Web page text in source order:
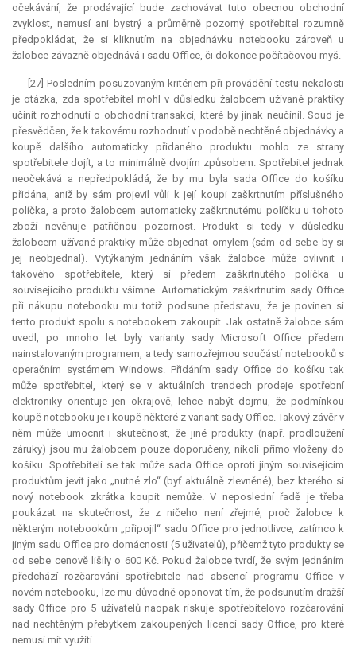
očekávání, že prodávající bude zachovávat tuto obecnou obchodní
zvyklost, nemusí ani bystrý a průměrně pozorný spotřebitel rozumně
předpokládat, že si kliknutím na objednávku notebooku zároveň u
žalobce závazně objednává i sadu Office, či dokonce počítačovou myš.
[27] Posledním posuzovaným kritériem při provádění testu nekalosti
je otázka, zda spotřebitel mohl v důsledku žalobcem užívané praktiky
učinit rozhodnutí o obchodní transakci, které by jinak neučinil. Soud je
přesvědčen, že k takovému rozhodnutí v podobě nechtěné objednávky a
koupě dalšího automaticky přidaného produktu mohlo ze strany
spotřebitele dojít, a to minimálně dvojím způsobem. Spotřebitel jednak
neočekává a nepředpokládá, že by mu byla sada Office do košíku
přidána, aniž by sám projevil vůli k její koupi zaškrtnutím příslušného
políčka, a proto žalobcem automaticky zaškrtnutému políčku u tohoto
zboží nevěnuje patřičnou pozornost. Produkt si tedy v důsledku
žalobcem užívané praktiky může objednat omylem (sám od sebe by si
jej neobjednal). Vytýkaným jednáním však žalobce může ovlivnit i
takového spotřebitele, který si předem zaškrtnutého políčka u
souvisejícího produktu všimne. Automatickým zaškrtnutím sady Office
při nákupu notebooku mu totiž podsune představu, že je povinen si
tento produkt spolu s notebookem zakoupit. Jak ostatně žalobce sám
uvedl, po mnoho let byly varianty sady Microsoft Office předem
nainstalovaným programem, a tedy samozřejmou součástí notebooků s
operačním systémem Windows. Přidáním sady Office do košíku tak
může spotřebitel, který se v aktuálních trendech prodeje spotřební
elektroniky orientuje jen okrajově, lehce nabýt dojmu, že podmínkou
koupě notebooku je i koupě některé z variant sady Office. Takový závěr v
něm může umocnit i skutečnost, že jiné produkty (např. prodloužení
záruky) jsou mu žalobcem pouze doporučeny, nikoli přímo vloženy do
košíku. Spotřebiteli se tak může sada Office oproti jiným souvisejícím
produktům jevit jako „nutné zlo“ (byť aktuálně zlevněné), bez kterého si
nový notebook zkrátka koupit nemůže. V neposlední řadě je třeba
poukázat na skutečnost, že z ničeho není zřejmé, proč žalobce k
některým notebookům „připojil“ sadu Office pro jednotlivce, zatímco k
jiným sadu Office pro domácnosti (5 uživatelů), přičemž tyto produkty se
od sebe cenově lišily o 600 Kč. Pokud žalobce tvrdí, že svým jednáním
předchází rozčarování spotřebitele nad absencí programu Office v
novém notebooku, lze mu důvodně oponovat tím, že podsunutím dražší
sady Office pro 5 uživatelů naopak riskuje spotřebitelovo rozčarování
nad nechtěným přebytkem zakoupených licencí sady Office, pro které
nemusí mít využití.